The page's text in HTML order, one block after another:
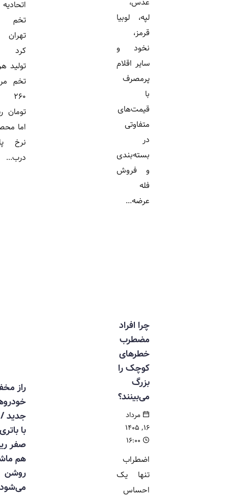
لپه، لوبیا
نخود و
سایر اقلام
پرمصرف
قیمت‌های
متفاوتی
بسته‌بندی
و فروش
عرضه...
اتحادیه مرغ
تخم گذار
تهران اعلام
کرد هزینه
تولید هر کیلو
تخم مرغ به
۲۶۰ هزار
تومان رسیده،
اما محصول با
نرخ پایین‌تر
چرا افراد
مضطرب
خطرهای
کوچک را
می‌بینند؟
مرداد
اضطراب
تنها یک
احساس
راز مخفی
خودروهای
جدید / حتی
با باتری
صفر ریموت
هم ماشین
روشن
می‌شود